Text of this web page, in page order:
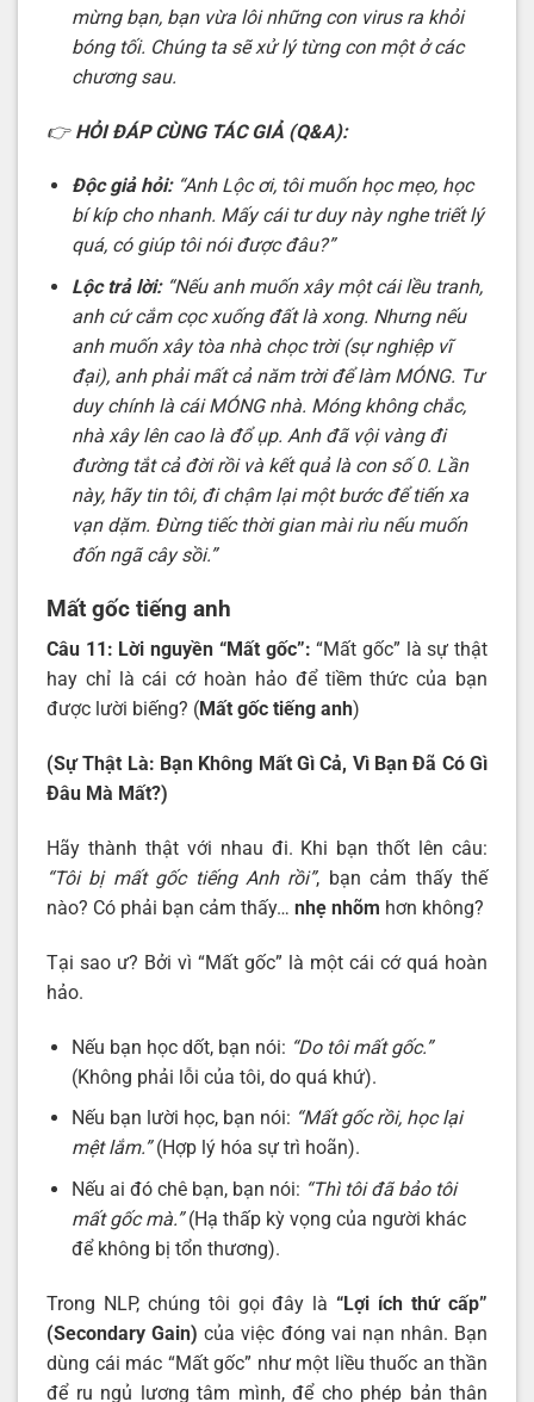
mừng bạn, bạn vừa lôi những con virus ra khỏi
bóng tối. Chúng ta sẽ xử lý từng con một ở các
chương sau.
👉 HỎI ĐÁP CÙNG TÁC GIẢ (Q&A):
Độc giả hỏi:“Anh Lộc ơi, tôi muốn học mẹo, học
bí kíp cho nhanh. Mấy cái tư duy này nghe triết lý
quá, có giúp tôi nói được đâu?”
Lộc trả lời:“Nếu anh muốn xây một cái lều tranh,
anh cứ cắm cọc xuống đất là xong. Nhưng nếu
anh muốn xây tòa nhà chọc trời (sự nghiệp vĩ
đại), anh phải mất cả năm trời để làm MÓNG. Tư
duy chính là cái MÓNG nhà. Móng không chắc,
nhà xây lên cao là đổ ụp. Anh đã vội vàng đi
đường tắt cả đời rồi và kết quả là con số 0. Lần
này, hãy tin tôi, đi chậm lại một bước để tiến xa
vạn dặm. Đừng tiếc thời gian mài rìu nếu muốn
đốn ngã cây sồi.”
Mất gốc tiếng anh
Câu 11: Lời nguyền “Mất gốc”: “Mất gốc” là sự thật
hay chỉ là cái cớ hoàn hảo để tiềm thức của bạn
được lười biếng? (Mất gốc tiếng anh)
(Sự Thật Là: Bạn Không Mất Gì Cả, Vì Bạn Đã Có Gì
Đâu Mà Mất?)
Hãy thành thật với nhau đi. Khi bạn thốt lên câu:
“Tôi bị mất gốc tiếng Anh rồi”, bạn cảm thấy thế
nào? Có phải bạn cảm thấy… nhẹ nhõm hơn không?
Tại sao ư? Bởi vì “Mất gốc” là một cái cớ quá hoàn
hảo.
Nếu bạn học dốt, bạn nói: “Do tôi mất gốc.”
(Không phải lỗi của tôi, do quá khứ).
Nếu bạn lười học, bạn nói: “Mất gốc rồi, học lại
mệt lắm.”(Hợp lý hóa sự trì hoãn).
Nếu ai đó chê bạn, bạn nói: “Thì tôi đã bảo tôi
mất gốc mà.”(Hạ thấp kỳ vọng của người khác
để không bị tổn thương).
Trong NLP, chúng tôi gọi đây là“Lợi ích thứ cấp”
(Secondary Gain) của việc đóng vai nạn nhân. Bạn
dùng cái mác “Mất gốc” như một liều thuốc an thần
để ru ngủ lương tâm mình, để cho phép bản thân